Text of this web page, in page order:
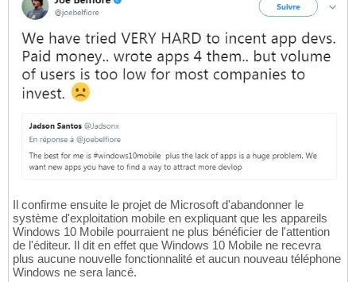
Il confirme ensuite le projet de Microsoft d'abandonner le
système d'exploitation mobile en expliquant que les appareils
Windows 10 Mobile pourraient ne plus bénéficier de l'attention
de l'éditeur. Il dit en effet que Windows 10 Mobile ne recevra
plus aucune nouvelle fonctionnalité et aucun nouveau téléphone
Windows ne sera lancé.